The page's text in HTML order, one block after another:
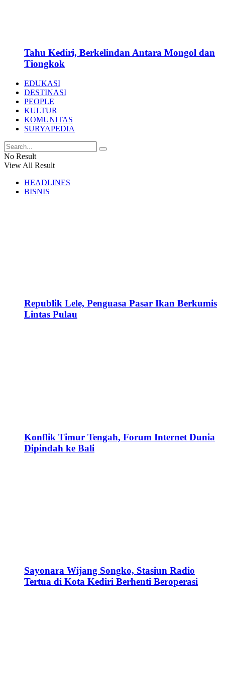
Tahu Kediri, Berkelindan Antara Mongol dan
Tiongkok
EDUKASI
DESTINASI
PEOPLE
KULTUR
KOMUNITAS
SURYAPEDIA
No Result
View All Result
HEADLINES
BISNIS
Republik Lele, Penguasa Pasar Ikan Berkumis
Lintas Pulau
Konflik Timur Tengah, Forum Internet Dunia
Dipindah ke Bali
Sayonara Wijang Songko, Stasiun Radio
Tertua di Kota Kediri Berhenti Beroperasi